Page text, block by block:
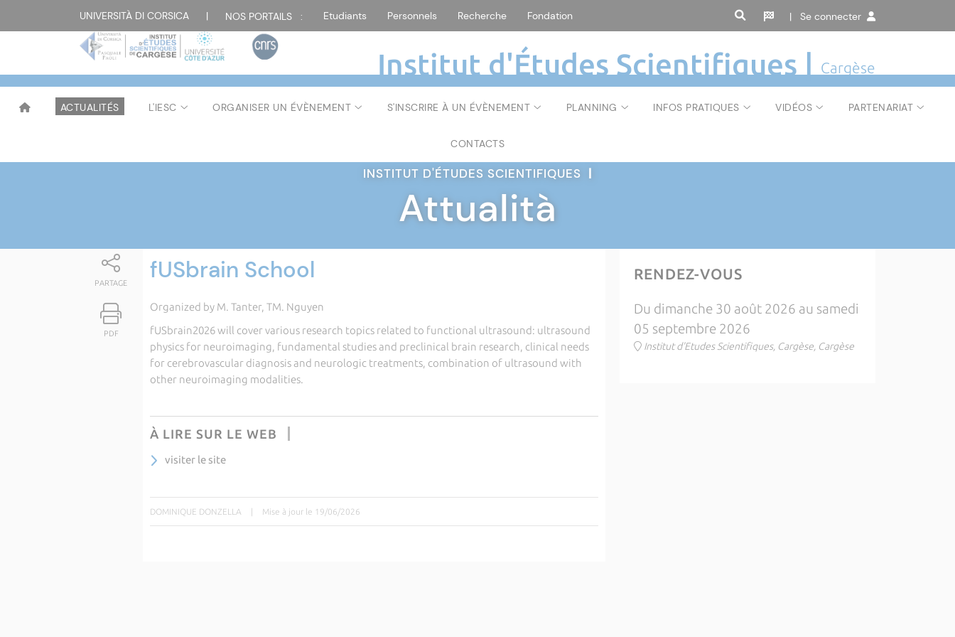
UNIVERSITÀ DI CORSICA | NOS PORTAILS : Etudiants Personnels Recherche Fondation | Se connecter
Institut d'Études Scientifiques | Cargèse
ACTUALITÉS L'IESC ORGANISER UN ÉVÈNEMENT S'INSCRIRE À UN ÉVÈNEMENT PLANNING INFOS PRATIQUES VIDÉOS PARTENARIAT
CONTACTS
INSTITUT D'ÉTUDES SCIENTIFIQUES |
Attualità
PARTAGE
PDF
fUSbrain School
Organized by M. Tanter, TM. Nguyen
fUSbrain2026 will cover various research topics related to functional ultrasound: ultrasound
physics for neuroimaging, fundamental studies and preclinical brain research, clinical needs
for cerebrovascular diagnosis and neurologic treatments, combination of ultrasound with
other neuroimaging modalities.
À LIRE SUR LE WEB
visiter le site
DOMINIQUE DONZELLA | Mise à jour le 19/06/2026
RENDEZ-VOUS
Du dimanche 30 août 2026 au samedi
05 septembre 2026
Institut d'Etudes Scientifiques, Cargèse, Cargèse